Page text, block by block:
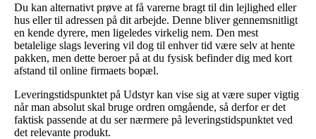
Du kan alternativt prøve at få varerne bragt til din lejlighed eller
hus eller til adressen på dit arbejde. Denne bliver gennemsnitligt
en kende dyrere, men ligeledes virkelig nem. Den mest
betalelige slags levering vil dog til enhver tid være selv at hente
pakken, men dette beroer på at du fysisk befinder dig med kort
afstand til online firmaets bopæl.
Leveringstidspunktet på Udstyr kan vise sig at være super vigtig
når man absolut skal bruge ordren omgående, så derfor er det
faktisk passende at du ser nærmere på leveringstidspunktet ved
det relevante produkt.